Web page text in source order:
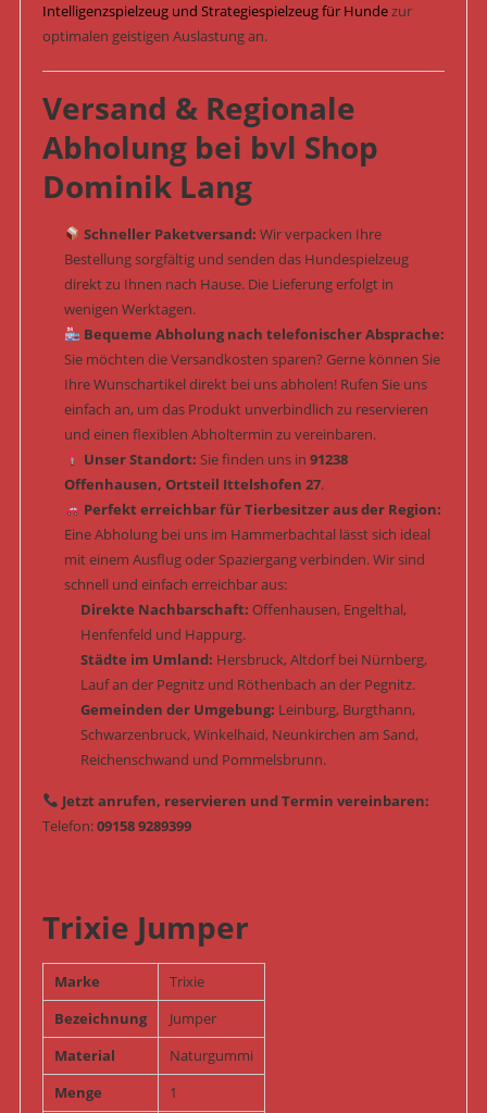
Intelligenzspielzeug und Strategiespielzeug für Hundezur
optimalen geistigen Auslastung an.
Versand & Regionale
Abholung bei bvl Shop
Dominik Lang
Schneller Paketversand: Wir verpacken Ihre
Bestellung sorgfältig und senden das Hundespielzeug
direkt zu Ihnen nach Hause. Die Lieferung erfolgt in
wenigen Werktagen.
Bequeme Abholung nach telefonischer Absprache:
Sie möchten die Versandkosten sparen? Gerne können Sie
Ihre Wunschartikel direkt bei uns abholen! Rufen Sie uns
einfach an, um das Produkt unverbindlich zu reservieren
und einen flexiblen Abholtermin zu vereinbaren.
Unser Standort: Sie finden uns in 91238
Offenhausen, Ortsteil Ittelshofen 27.
Perfekt erreichbar für Tierbesitzer aus der Region:
Eine Abholung bei uns im Hammerbachtal lässt sich ideal
mit einem Ausflug oder Spaziergang verbinden. Wir sind
schnell und einfach erreichbar aus:
Direkte Nachbarschaft: Offenhausen, Engelthal,
Henfenfeld und Happurg.
Städte im Umland: Hersbruck, Altdorf bei Nürnberg,
Lauf an der Pegnitz und Röthenbach an der Pegnitz.
Gemeinden der Umgebung: Leinburg, Burgthann,
Schwarzenbruck, Winkelhaid, Neunkirchen am Sand,
Reichenschwand und Pommelsbrunn.
Jetzt anrufen, reservieren und Termin vereinbaren:
Telefon:09158 9289399
Trixie Jumper
Marke
Trixie
Bezeichnung
Jumper
Material
Naturgummi
Menge
1